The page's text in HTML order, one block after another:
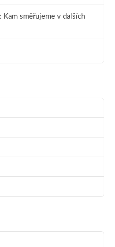
Kam směřujeme v dalších